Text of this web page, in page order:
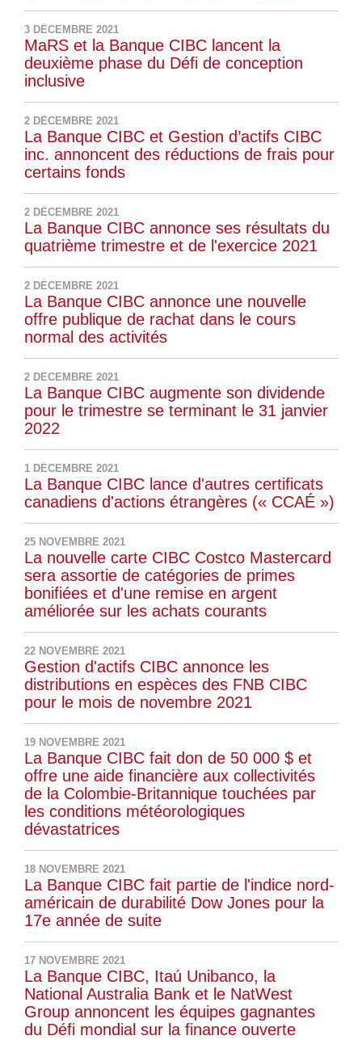
3 DÉCEMBRE 2021
MaRS et la Banque CIBC lancent la
deuxième phase du Défi de conception
inclusive
2 DÉCEMBRE 2021
La Banque CIBC et Gestion d’actifs CIBC
inc. annoncent des réductions de frais pour
certains fonds
2 DÉCEMBRE 2021
La Banque CIBC annonce ses résultats du
quatrième trimestre et de l'exercice 2021
2 DÉCEMBRE 2021
La Banque CIBC annonce une nouvelle
offre publique de rachat dans le cours
normal des activités
2 DÉCEMBRE 2021
La Banque CIBC augmente son dividende
pour le trimestre se terminant le 31 janvier
2022
1 DÉCEMBRE 2021
La Banque CIBC lance d'autres certificats
canadiens d'actions étrangères (« CCAÉ »)
25 NOVEMBRE 2021
La nouvelle carte CIBC Costco Mastercard
sera assortie de catégories de primes
bonifiées et d'une remise en argent
améliorée sur les achats courants
22 NOVEMBRE 2021
Gestion d'actifs CIBC annonce les
distributions en espèces des FNB CIBC
pour le mois de novembre 2021
19 NOVEMBRE 2021
La Banque CIBC fait don de 50 000 $ et
offre une aide financière aux collectivités
de la Colombie-Britannique touchées par
les conditions météorologiques
dévastatrices
18 NOVEMBRE 2021
La Banque CIBC fait partie de l'indice nord-
américain de durabilité Dow Jones pour la
17e année de suite
17 NOVEMBRE 2021
La Banque CIBC, Itaú Unibanco, la
National Australia Bank et le NatWest
Group annoncent les équipes gagnantes
du Défi mondial sur la finance ouverte